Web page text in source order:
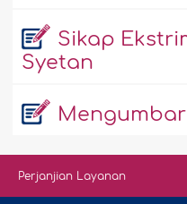
Sikap
Syetan
Perjanjian Layanan